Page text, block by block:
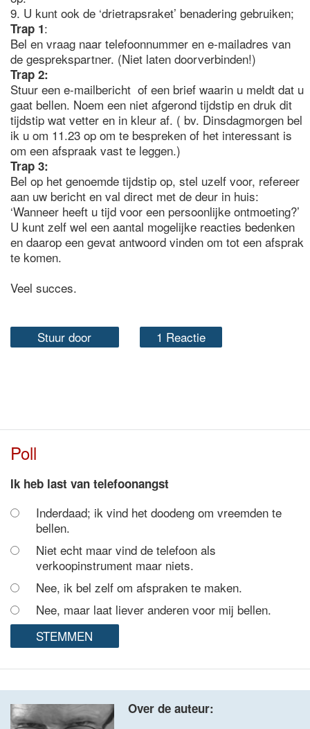
9. U kunt ook de ‘drietrapsraket’ benadering gebruiken;
Trap 1:
Bel en vraag naar telefoonnummer en e-mailadres van
de gesprekspartner. (Niet laten doorverbinden!)
Trap 2:
Stuur een e-mailbericht of een brief waarin u meldt dat u
gaat bellen. Noem een niet afgerond tijdstip en druk dit
tijdstip wat vetter en in kleur af. ( bv. Dinsdagmorgen bel
ik u om 11.23 op om te bespreken of het interessant is
om een afspraak vast te leggen.)
Trap 3:
Bel op het genoemde tijdstip op, stel uzelf voor, refereer
aan uw bericht en val direct met de deur in huis:
‘Wanneer heeft u tijd voor een persoonlijke ontmoeting?’
U kunt zelf wel een aantal mogelijke reacties bedenken
en daarop een gevat antwoord vinden om tot een afsprak
te komen.
Veel succes.
Stuur door 1 Reactie
Poll
Ik heb last van telefoonangst
Inderdaad; ik vind het doodeng om vreemden te
bellen.
Niet echt maar vind de telefoon als
verkoopinstrument maar niets.
Nee, ik bel zelf om afspraken te maken.
Nee, maar laat liever anderen voor mij bellen.
Over de auteur: